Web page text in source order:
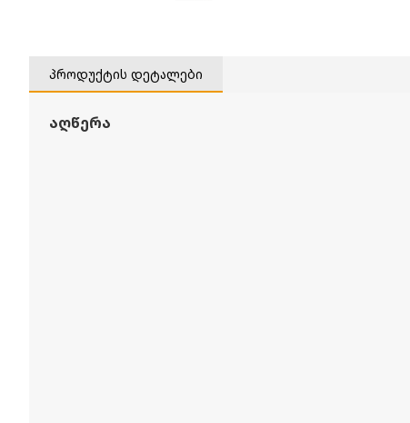
პროდუქტის დეტალები
აღწერა